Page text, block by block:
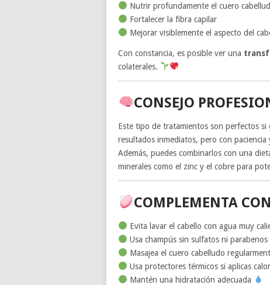
Nutrir profundamente el cuero
Fortalecer la fibra capilar
Mejorar visiblemente el aspecto del
Con constancia, es posible ver una
colaterales.
CONSEJO
Este tipo de tratamientos son perfectos
resultados inmediatos, pero con
Además, puedes combinarlos con una
minerales como el zinc y el cobre para
COMPLEMENTA
Evita lavar el cabello con agua muy
Usa champús sin sulfatos ni parabenos
Masajea el cuero cabelludo
Usa protectores térmicos si aplicas calor
Mantén una hidratación adecuada